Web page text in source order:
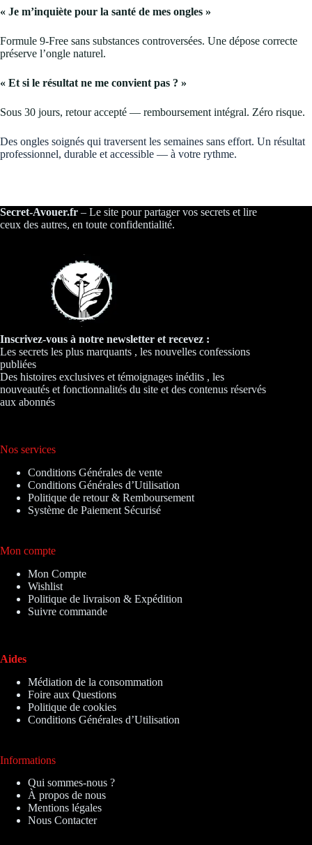
« Je m’inquiète pour la santé de mes ongles »
Formule 9-Free sans substances controversées. Une dépose correcte
préserve l’ongle naturel.
« Et si le résultat ne me convient pas ? »
Sous 30 jours, retour accepté — remboursement intégral. Zéro risque.
Des ongles soignés qui traversent les semaines sans effort. Un résultat
professionnel, durable et accessible — à votre rythme.
Secret-Avouer.fr – Le site pour partager vos secrets et lire
ceux des autres, en toute confidentialité.
Inscrivez-vous à notre newsletter et recevez :
Les secrets les plus marquants , les nouvelles confessions
publiées
Des histoires exclusives et témoignages inédits , les
nouveautés et fonctionnalités du site et des contenus réservés
aux abonnés
Nos services
Conditions Générales de vente
Conditions Générales d’Utilisation
Politique de retour & Remboursement
Système de Paiement Sécurisé
Mon compte
Mon Compte
Wishlist
Politique de livraison & Expédition
Suivre commande
Aides
Médiation de la consommation
Foire aux Questions
Politique de cookies
Conditions Générales d’Utilisation
Informations
Qui sommes-nous ?
À propos de nous
Mentions légales
Nous Contacter